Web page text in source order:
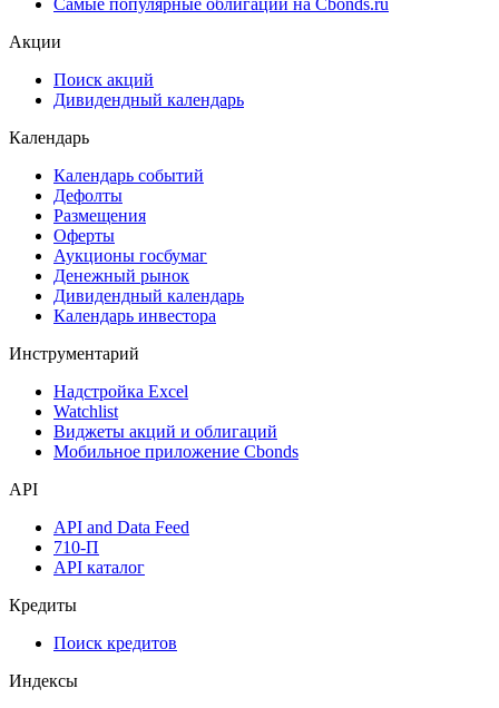
Самые популярные облигации на Cbonds.ru
Акции
Поиск акций
Дивидендный календарь
Календарь
Календарь событий
Дефолты
Размещения
Оферты
Аукционы госбумаг
Денежный рынок
Дивидендный календарь
Календарь инвестора
Инструментарий
Надстройка Excel
Watchlist
Виджеты акций и облигаций
Мобильное приложение Cbonds
API
API and Data Feed
710-П
API каталог
Кредиты
Поиск кредитов
Индексы